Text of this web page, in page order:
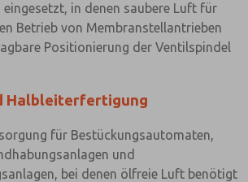
eingesetzt, in denen saubere Luft für
Betrieb von Membranstellantrieben
Positionierung der Ventilspindel
Halbleiterfertigung
für Bestückungsautomaten,
und
bei denen ölfreie Luft benötigt